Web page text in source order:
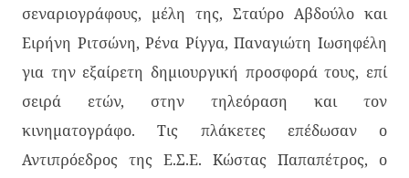
σεναριογράφους, μέλη της, Σταύρο Αβδούλο και
Ειρήνη Ριτσώνη, Ρένα Ρίγγα, Παναγιώτη Ιωσηφέλη
για την εξαίρετη δημιουργική προσφορά τους, επί
σειρά ετών, στην τηλεόραση και τον
κινηματογράφο. Τις πλάκετες επέδωσαν ο
Αντιπρόεδρος της Ε.Σ.Ε. Κώστας Παπαπέτρος, ο